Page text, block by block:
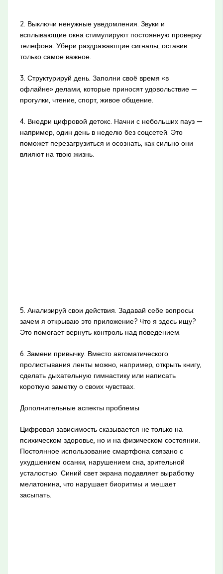
2. Выключи ненужные уведомления. Звуки и
всплывающие окна стимулируют постоянную проверку
телефона. Убери раздражающие сигналы, оставив
только самое важное.
3. Структурируй день. Заполни своё время «в
офлайне» делами, которые приносят удовольствие —
прогулки, чтение, спорт, живое общение.
4. Внедри цифровой детокс. Начни с небольших пауз —
например, один день в неделю без соцсетей. Это
поможет перезагрузиться и осознать, как сильно они
влияют на твою жизнь.
5. Анализируй свои действия. Задавай себе вопросы:
зачем я открываю это приложение? Что я здесь ищу?
Это помогает вернуть контроль над поведением.
6. Замени привычку. Вместо автоматического
пролистывания ленты можно, например, открыть книгу,
сделать дыхательную гимнастику или написать
короткую заметку о своих чувствах.
Дополнительные аспекты проблемы
Цифровая зависимость сказывается не только на
психическом здоровье, но и на физическом состоянии.
Постоянное использование смартфона связано с
ухудшением осанки, нарушением сна, зрительной
усталостью. Синий свет экрана подавляет выработку
мелатонина, что нарушает биоритмы и мешает
засыпать.